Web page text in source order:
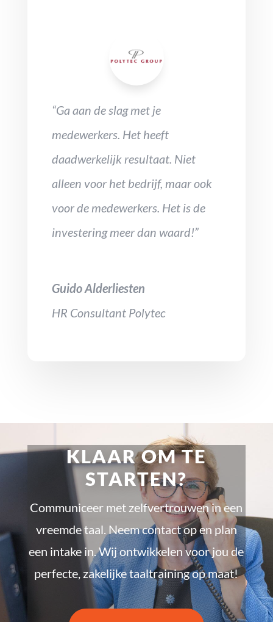
“Ga aan de slag met je
medewerkers. Het heeft
daadwerkelijk resultaat. Niet
alleen voor het bedrijf, maar ook
voor de medewerkers. Het is de
investering meer dan waard!”
Guido Alderliesten
HR Consultant Polytec
KLAAR OM TE
STARTEN?
Communiceer met zelfvertrouwen in een
vreemde taal. Neem contact op en plan
een intake in. Wij ontwikkelen voor jou de
perfecte, zakelijke taaltraining op maat!